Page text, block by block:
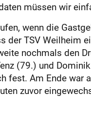
müssen wir
wenn die
der TSV Weilheim
nochmals den
(79.) und
fest. Am Ende
zuvor